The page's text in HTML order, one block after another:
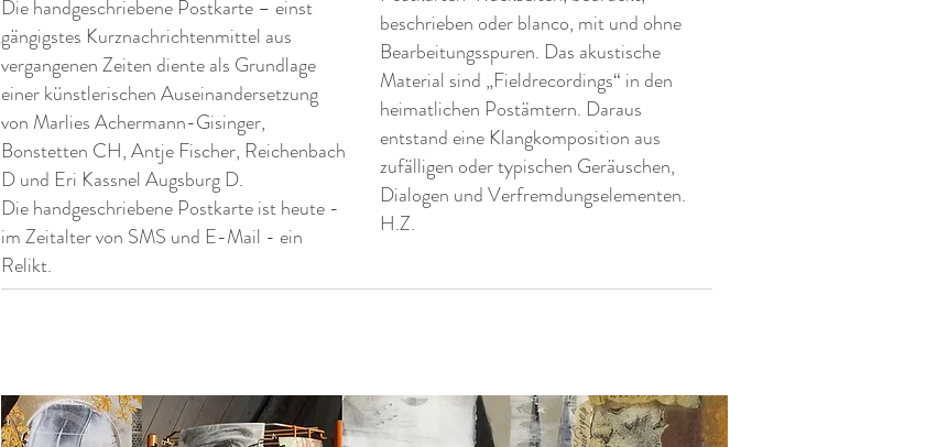
Die handgeschriebene Postkarte – einst
gängigstes Kurznachrichtenmittel aus
vergangenen Zeiten diente als Grundlage
einer künstlerischen Auseinandersetzung
von Marlies Achermann-Gisinger,
Bonstetten CH, Antje Fischer, Reichenbach
D und Eri Kassnel Augsburg D.
Die handgeschriebene Postkarte ist heute -
im Zeitalter von SMS und E-Mail - ein
Relikt.
beschrieben oder blanco, mit und ohne
Bearbeitungsspuren. Das akustische
Material sind „Fieldrecordings“ in den
heimatlichen Postämtern. Daraus
entstand eine Klangkomposition aus
zufälligen oder typischen Geräuschen,
Dialogen und Verfremdungselementen.
H.Z.